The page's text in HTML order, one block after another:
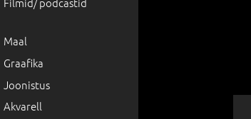
Maal
Graafika
Joonistus
Akvarell